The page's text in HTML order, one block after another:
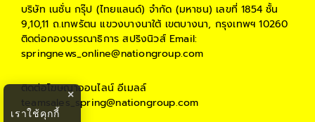
บริษัท เนชั่น กรุ๊ป (ไทยแลนด์) จำกัด (มหาชน) เลขที่ 1854 ชั้น
9,10,11 ถ.เทพรัตน แขวงบางนาใต้ เขตบางนา, กรุงเทพฯ 10260
ติดต่อกองบรรณาธิการ สปริงนิวส์Email:
springnews_online@nationgroup.com
ติดต่อโฆษณาออนไลน์ อีเมลล์
teamsales_spring@nationgroup.com
×
เราใช้คุกกี้